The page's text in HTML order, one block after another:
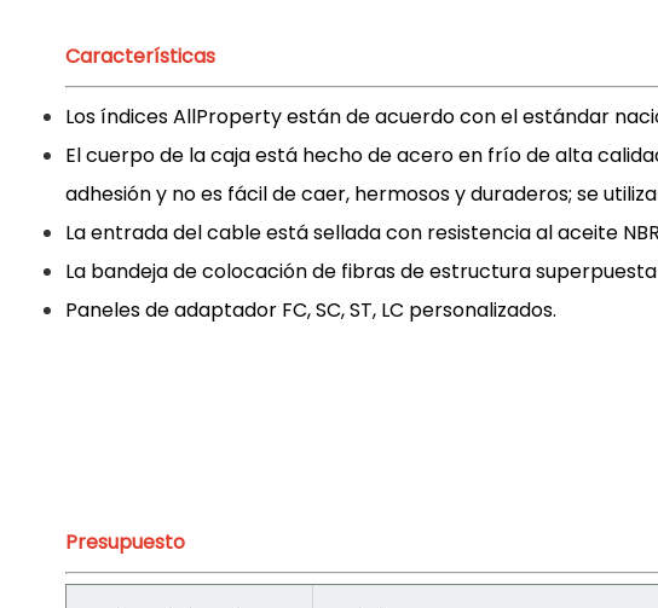
Características
Los índices AllProperty están de acuerdo con el estándar
El cuerpo de la caja está hecho de acero en frío de alta
adhesión y no es fácil de caer, hermosos y duraderos; se
La entrada del cable está sellada con resistencia al aceite
La bandeja de colocación de fibras de estructura
Paneles de adaptador FC, SC, ST, LC personalizados.
Presupuesto